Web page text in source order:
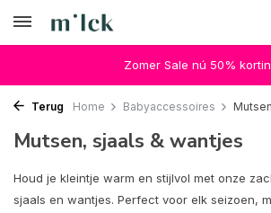
Zomer Sale nú 50%
Terug Home Babyaccessoires
Mutsen, sjaals & wantjes
Houd je kleintje warm en stijlvol met onze
sjaals en wantjes. Perfect voor elk seizoen,